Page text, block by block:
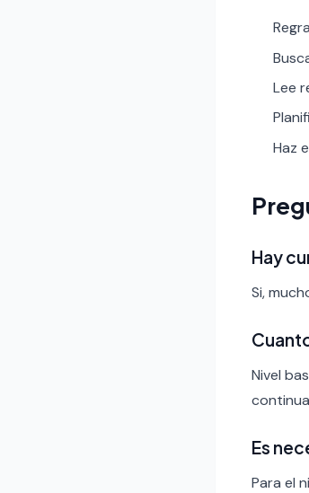
Lee
Haz
Hay
Si,
Nivel
Es
Para el